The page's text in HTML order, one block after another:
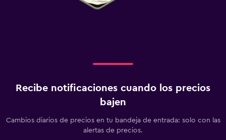
Recibe notificaciones cuando los precios
bajen
Cambios diarios de precios en tu bandeja de entrada: solo con las
alertas de precios.